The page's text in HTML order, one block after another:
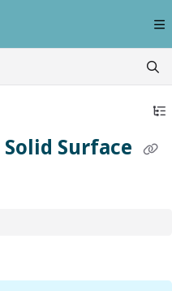
https://himacs-
before exploring further.
Surface